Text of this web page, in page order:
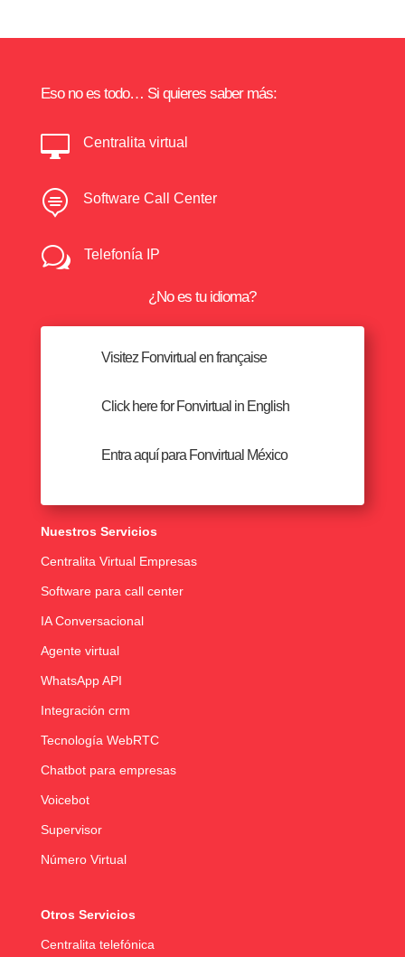
Eso no es todo… Si quieres saber más:
 Centralita virtual
 Software Call Center
w Telefonía IP
¿No es tu idioma?
Visitez Fonvirtual en française
Click here for Fonvirtual in English
Entra aquí para Fonvirtual México
Nuestros Servicios
Centralita Virtual Empresas
Software para call center
IA Conversacional
Agente virtual
WhatsApp API
Integración crm
Tecnología WebRTC
Chatbot para empresas
Voicebot
Supervisor
Número Virtual
Otros Servicios
Centralita telefónica